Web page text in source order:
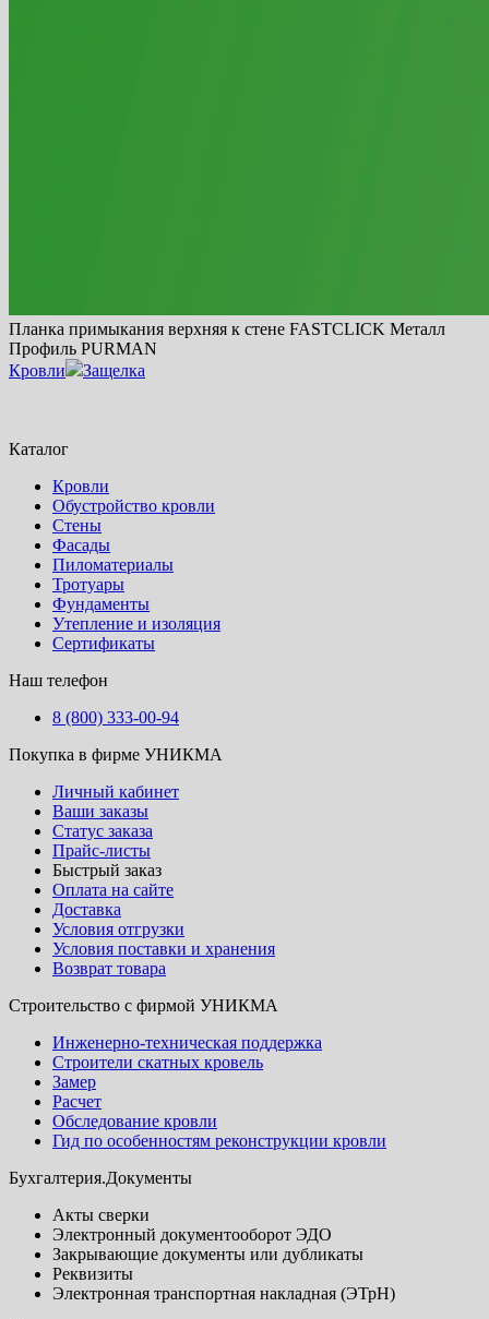
Планка примыкания верхняя к стене FASTCLICK Металл
Профиль PURMAN
Кровли
Защелка
Каталог
Кровли
Обустройство кровли
Стены
Фасады
Пиломатериалы
Тротуары
Фундаменты
Утепление и изоляция
Сертификаты
Наш телефон
8 (800) 333-00-94
Покупка в фирме УНИКМА
Личный кабинет
Ваши заказы
Статус заказа
Прайс-листы
Быстрый заказ
Оплата на сайте
Доставка
Условия отгрузки
Условия поставки и хранения
Возврат товара
Строительство с фирмой УНИКМА
Инженерно-техническая поддержка
Строители скатных кровель
Замер
Расчет
Обследование кровли
Гид по особенностям реконструкции кровли
Бухгалтерия.Документы
Акты сверки
Электронный документооборот ЭДО
Закрывающие документы или дубликаты
Реквизиты
Электронная транспортная накладная (ЭТрН)